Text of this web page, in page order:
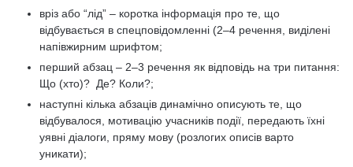
вріз або “лід” – коротка інформація про те, що
відбувається в спецповідомленні (2–4 речення, виділені
напівжирним шрифтом;
перший абзац – 2–3 речення як відповідь на три питання:
Що (хто)? Де? Коли?;
наступні кілька абзаців динамічно описують те, що
відбувалося, мотивацію учасників події, передають їхні
уявні діалоги, пряму мову (розлогих описів варто
уникати);